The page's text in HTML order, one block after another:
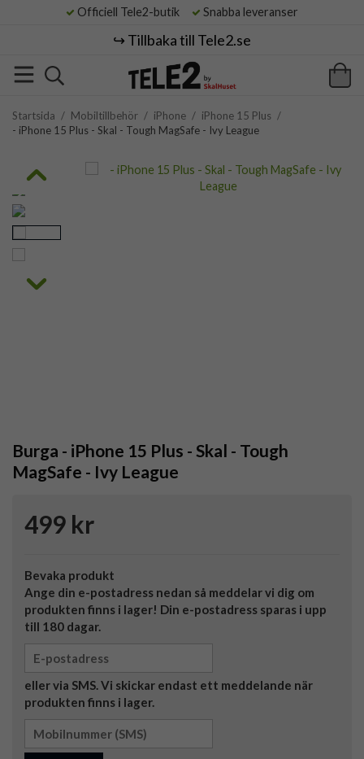
Officiell Tele2-butik Snabba leveranser
↪️ Tillbaka till Tele2.se
Startsida / Mobiltillbehör / iPhone / iPhone 15 Plus /
- iPhone 15 Plus - Skal - Tough MagSafe - Ivy League
Burga - iPhone 15 Plus - Skal - Tough
MagSafe - Ivy League
499 kr
Bevaka produkt
Ange din e-postadress nedan så meddelar vi dig om
produkten finns i lager! Din e-postadress sparas i upp
till 180 dagar.
eller via SMS. Vi skickar endast ett meddelande när
produkten finns i lager.